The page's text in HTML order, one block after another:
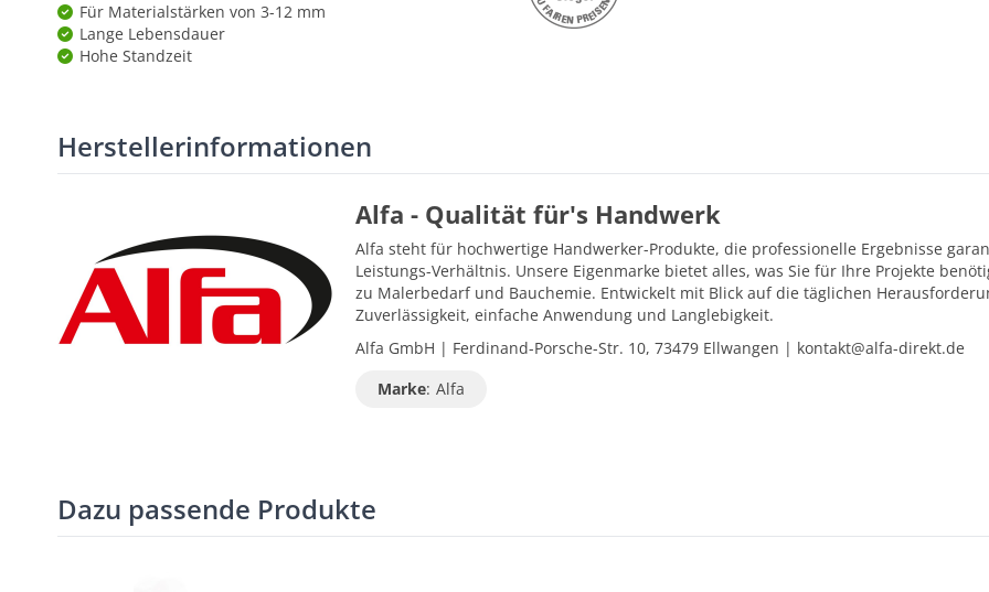
Für Materialstärken von 3-12 mm
Lange Lebensdauer
Hohe Standzeit
Herstellerinformationen
Alfa - Qualität für's Handwerk
Alfa steht für hochwertige Handwerker-Produkte, die professionelle Ergebnisse
Leistungs-Verhältnis. Unsere Eigenmarke bietet alles, was Sie für Ihre Projekte
zu Malerbedarf und Bauchemie. Entwickelt mit Blick auf die täglichen
Zuverlässigkeit, einfache Anwendung und Langlebigkeit.
Alfa GmbH | Ferdinand-Porsche-Str. 10, 73479 Ellwangen | kontakt@alfa-direkt.de
Marke: Alfa
Dazu passende Produkte